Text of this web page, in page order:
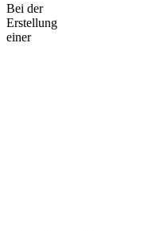
Bei der
Erstellung
einer